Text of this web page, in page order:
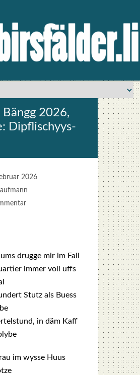
2026,
Dipf­li­schyys­
2026
drug­ge mir im Fall
immer voll uffs
Stutz als Buess
in däm Kaff
im wys­se Huus